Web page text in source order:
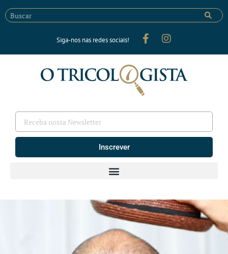
Siga-nos nas redes sociais!
Inscrever